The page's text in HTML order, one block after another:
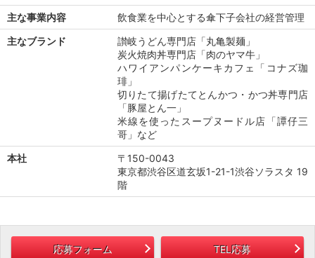
主な事業内容
飲食業を中心とする傘下子会社の経営管理
主なブランド
讃岐うどん専門店「丸亀製麺」
炭火焼肉丼専門店「肉のヤマ牛」
ハワイアンパンケーキカフェ「コナズ珈
琲」
切りたて揚げたてとんかつ・かつ丼専門店
「豚屋とん一」
米線を使ったスープヌードル店「譚仔三
哥」など
本社
〒150-0043
東京都渋谷区道玄坂1-21-1渋谷ソラスタ 19
階
応募フォーム TEL応募